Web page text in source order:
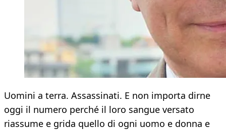
Uomini a terra. Assassinati. E non importa dirne
oggi il numero perché il loro sangue versato
riassume e grida quello di ogni uomo e donna e